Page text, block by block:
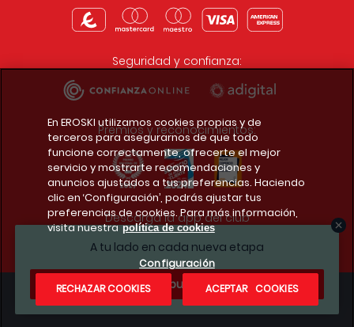
A tu lado en cada nueva etapa
¿Te apuntas?
Seguridad y confianza:
Premios y reconocimientos:
Descarga la app del club
Condiciones legales
En EROSKI utilizamos cookies propias y de
terceros para asegurarnos de que todo
funcione correctamente, ofrecerte el mejor
servicio y mostrarte recomendaciones y
anuncios ajustados a tus preferencias. Haciendo
clic en ‘Configuración’, podrás ajustar tus
preferencias de cookies. Para más información,
visita nuestra política de cookies
Configuración
RECHAZAR COOKIES
ACEPTAR COOKIES